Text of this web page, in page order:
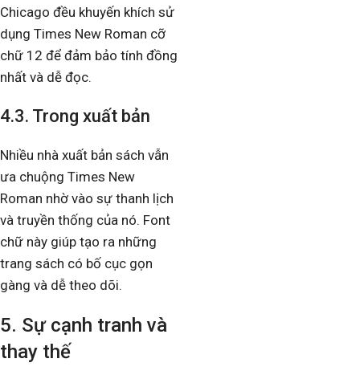
Chicago đều khuyến khích sử
dụng Times New Roman cỡ
chữ 12 để đảm bảo tính đồng
nhất và dễ đọc.
4.3. Trong xuất bản
Nhiều nhà xuất bản sách vẫn
ưa chuộng Times New
Roman nhờ vào sự thanh lịch
và truyền thống của nó. Font
chữ này giúp tạo ra những
trang sách có bố cục gọn
gàng và dễ theo dõi.
5. Sự cạnh tranh và
thay thế